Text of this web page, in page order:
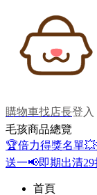
購物車找店長登入
毛孩商品總覽
🏆倍力得獎名單
送一📢即期出清29
首頁